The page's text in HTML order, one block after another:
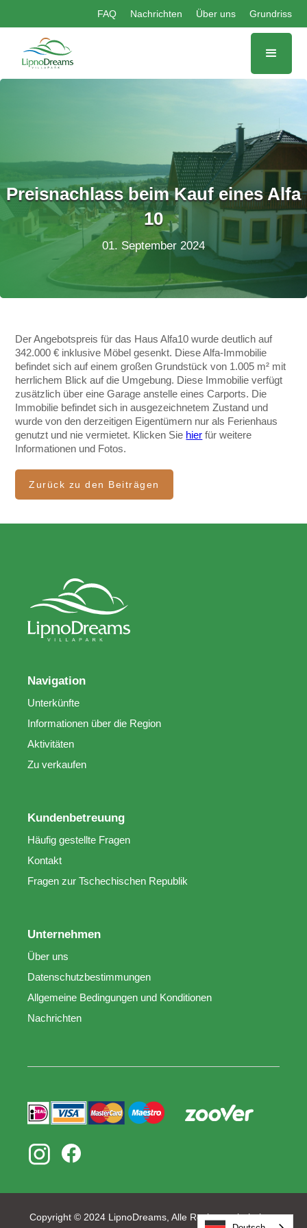
FAQ Nachrichten Über uns Grundriss
Preisnachlass beim Kauf eines Alfa
10
01. September 2024
Der Angebotspreis für das Haus Alfa10 wurde deutlich auf
342.000 € inklusive Möbel gesenkt. Diese Alfa-Immobilie
befindet sich auf einem großen Grundstück von 1.005 m² mit
herrlichem Blick auf die Umgebung. Diese Immobilie verfügt
zusätzlich über eine Garage anstelle eines Carports. Die
Immobilie befindet sich in ausgezeichnetem Zustand und
wurde von den derzeitigen Eigentümern nur als Ferienhaus
genutzt und nie vermietet. Klicken Sie hier für weitere
Informationen und Fotos.
Zurück zu den Beiträgen
Navigation
Unterkünfte
Informationen über die Region
Aktivitäten
Zu verkaufen
Kundenbetreuung
Häufig gestellte Fragen
Kontakt
Fragen zur Tschechischen Republik
Unternehmen
Über uns
Datenschutzbestimmungen
Allgemeine Bedingungen und Konditionen
Nachrichten
Copyright © 2024 LipnoDreams, Alle Rechte vorbehalten.